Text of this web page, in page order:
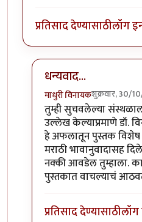
प्रतिसाद देण्यासाठीलॉग
धन्यवाद...
माधुरी विनायकशुक्रवार, 30/
In reply to
तुम्ही सुचवलेल्या
उल्लेख केल्याप्रमाणे डॉ.
हे अफलातून पुस्तक विशेष
मराठी भावानुवादासह
नक्की आवडेल तुम्हाला.
पुस्तकात वाचल्याचं
प्रतिसाद देण्यासाठी